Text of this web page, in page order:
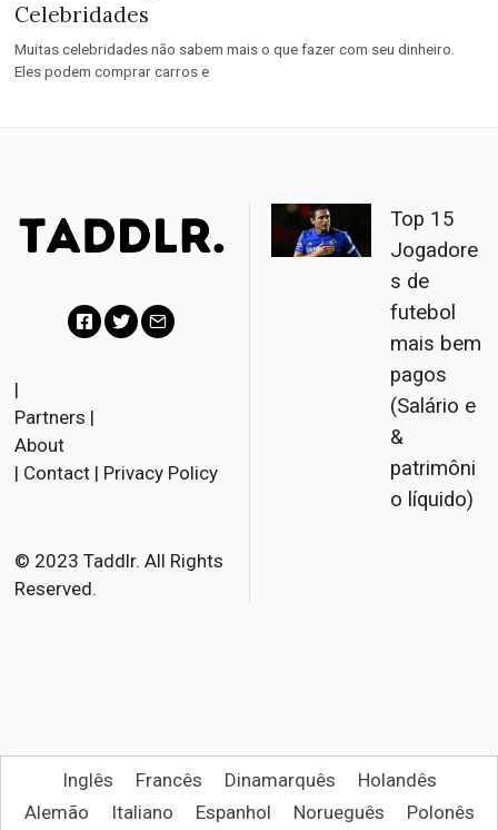
Celebridades
Muitas celebridades não sabem mais o que fazer com seu dinheiro.
Eles podem comprar carros e
|
Partners |
About
| Contact | Privacy Policy
© 2023 Taddlr. All Rights
Reserved.
Top 15
Jogadore
s de
futebol
mais bem
pagos
(Salário e
&
patrimôni
o líquido)
Inglês Francês Dinamarquês
Holandês
Alemão
Italiano Espanhol Norueguês Polonês